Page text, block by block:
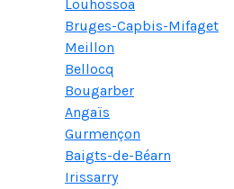
Louhossoa
Bruges-Capbis-Mifaget
Meillon
Bellocq
Bougarber
Angaïs
Gurmençon
Baigts-de-Béarn
Irissarry